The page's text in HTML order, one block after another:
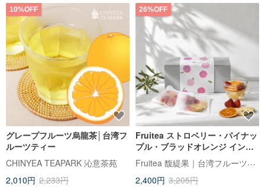
10%OFF
グレープフルーツ烏龍茶│台湾フ
ルーツティー
CHINYEA TEAPARK 沁意茶苑
2,010円 2,233円
26%OFF
Fruitea ストロベリー・パイナッ
プル・ブラッドオレンジ インフ
ュージョン
Fruitea 馥緹果｜台湾フルーツティー
2,400円 3,205円